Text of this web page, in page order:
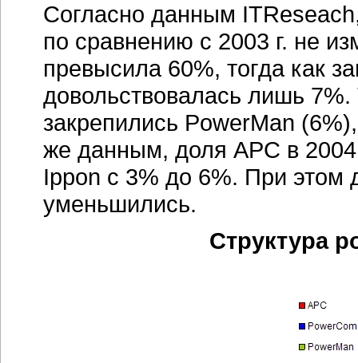
Согласно данным
по сравнению с 2003 г. не
превысила 60%, тогда как
довольствовалась лишь
закрепились PowerMan
же данным, доля APC в 2004
Ippon с 3% до 6%. При этом
уменьшились.
Структура